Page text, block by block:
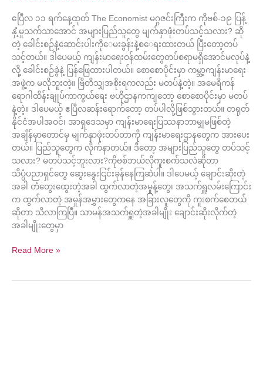
ဧပြီလ ၁၁ ရက်နေ့ထုတ် The Economist မဂ္ဂဇင်းကြီးက ကိုဗစ်-၁၉ ပြန့်
နှံ့မှုသက်သာအောင် အများပြည်သူတွေ မျက်နှာဖုံးတပ်သင့်သလား? ဆို
တဲ့ ခေါင်းစဉ်နဲ့ဆောင်းပါးကို‌‌ေမးခွန်းနဲ့စ‌ေရးထားတယ် ပြီးတော့တပ်
သင့်တယ်။ ဒါပေမယ့် ကျန်းမာရေးဝန်ထမ်းတွေတပ်စရာမရှိအောင်မလုပ်နဲ့
လို့ ခေါင်းစဉ်ခွဲနဲ့ ပြန်ဖြေထားပါတယ်။ စောစောပိုင်းမှာ ကမ္ဘာ့ကျန်းမာရေး
အဖွဲ့က မလိုဘူးတဲ့။ ဗြိတိသျှအစိုးရကလည်း မတပ်နဲ့တဲ့။ အမေရိကန်
ရောဂါထိန်းချုပ်ကာကွယ်ရေး ဗဟိုဌာနကကျတော့ စောစောပိုင်းမှာ မတပ်
နဲ့တဲ့။ ဒါပေမယ့် ဧပြီလဆန်းရောက်တော့ တပ်ပါလို့ဖြစ်သွားတယ်။ တရုတ်
နိုင်ငံအပါအဝင်၊ အာရှဒေသမှာ ကျန်းမာရေးပြဿနာဘာမျှမဖြစ်တဲ့
အချိန်မှာတောင်မှ မျက်နှာဖုံးတပ်တာကို ကျန်းမာရေးဌာနတွေက အားပေး
တယ်။ ပြည်သူတွေက လိုက်နာတယ်။ ဒီတော့ အများပြည်သူတွေ တပ်သင့်
သလား? မတပ်သင့်ဘူးလား?ကိုဗစ်ဘယ်လိုကူးစက်သလဲဆိုတာ
သိပ္ပံပညာရှင်တွေ ဆွေးနွေးငြင်းခုန်နေကြဆဲပါ။ ဒါပေမယ့် ချောင်းဆိုးတဲ့
အခါ တံတွေးထွေးတဲ့အခါ ထွက်လာတဲ့အမှုန့်တွေ၊ အသက်ရှူလမ်းကြောင်း
က ထွက်လာတဲ့ အမှုန်အမွှားတွေကနေ အခြားလူတွေကို ကူးစက်စေတယ်
ဆိုတာ သိလာကြပြီ။ သာမန်အသက်ရှူတဲ့အခါမျိုး ချောင်းဆိုးလိုက်တဲ့
အခါမျိုးတွေမှာ
Read More »